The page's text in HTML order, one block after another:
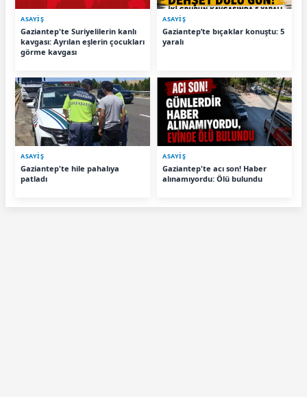
ASAYİŞ
Gaziantep'te Suriyelilerin kanlı
kavgası: Ayrılan eşlerin çocukları
görme kavgası
ASAYİŞ
Gaziantep’te bıçaklar konuştu: 5
yaralı
ASAYİŞ
Gaziantep'te hile pahalıya
patladı
ASAYİŞ
Gaziantep'te acı son! Haber
alınamıyordu: Ölü bulundu